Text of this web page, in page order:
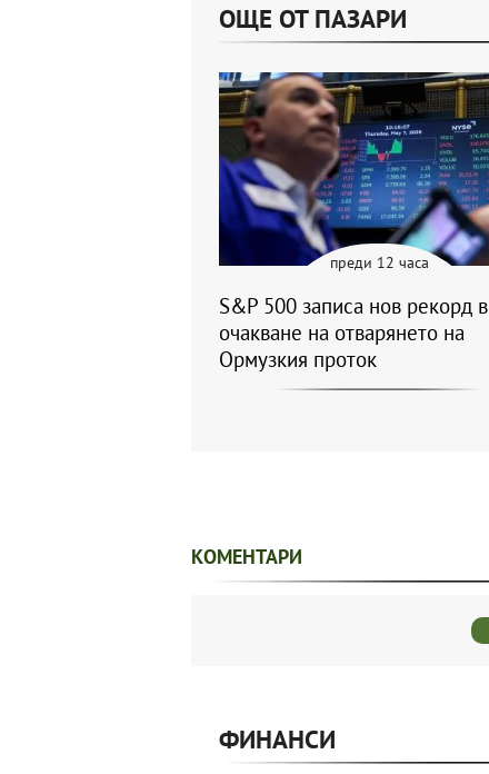
ОЩЕ ОТ ПАЗАРИ
преди 12 часа
S&P 500 записа нов рекорд в
очакване на отварянето на
Ормузкия проток
КОМЕНТАРИ
ФИНАНСИ